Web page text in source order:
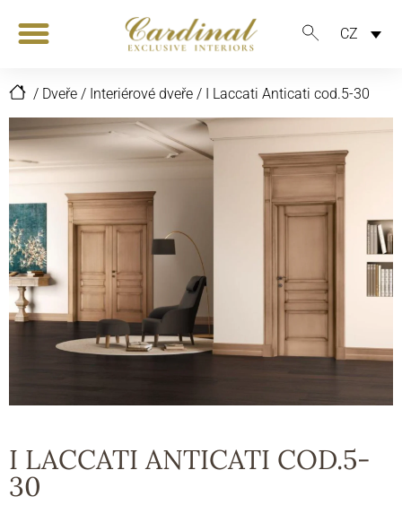
CZ
/ Dveře / Interiérové dveře / I Laccati Anticati cod.5-30
I LACCATI ANTICATI COD.5-
30